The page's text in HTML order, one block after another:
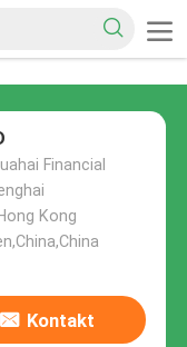
Financial
Kong
Kontakt